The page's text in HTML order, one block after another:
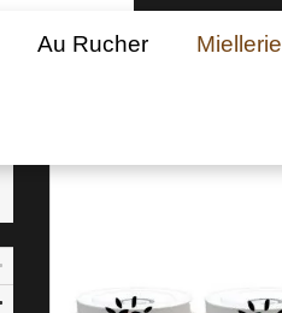
Au Rucher Miellerie